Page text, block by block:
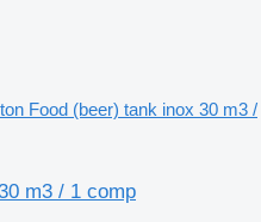
Food (beer) tank inox 30 m3 /
m3 / 1 comp